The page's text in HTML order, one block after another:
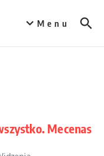
Menu
Mecenas